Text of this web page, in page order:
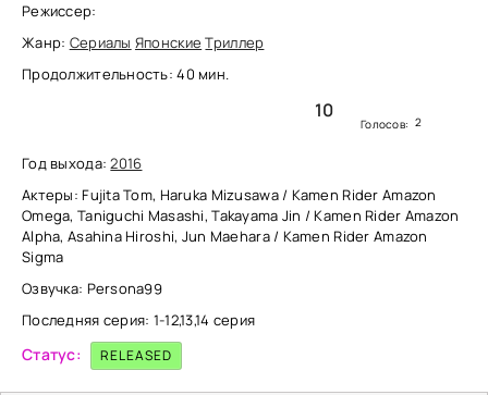
Режиссер:
Жанр: Сериалы Японские Триллер
Продолжительность: 40 мин.
10
Голосов: 2
Год выхода:2016
Актеры: Fujita Tom, Haruka Mizusawa / Kamen Rider Amazon
Omega, Taniguchi Masashi, Takayama Jin / Kamen Rider Amazon
Alpha, Asahina Hiroshi, Jun Maehara / Kamen Rider Amazon
Sigma
Озвучка: Persona99
Последняя серия: 1-12,13,14 серия
Статус: RELEASED